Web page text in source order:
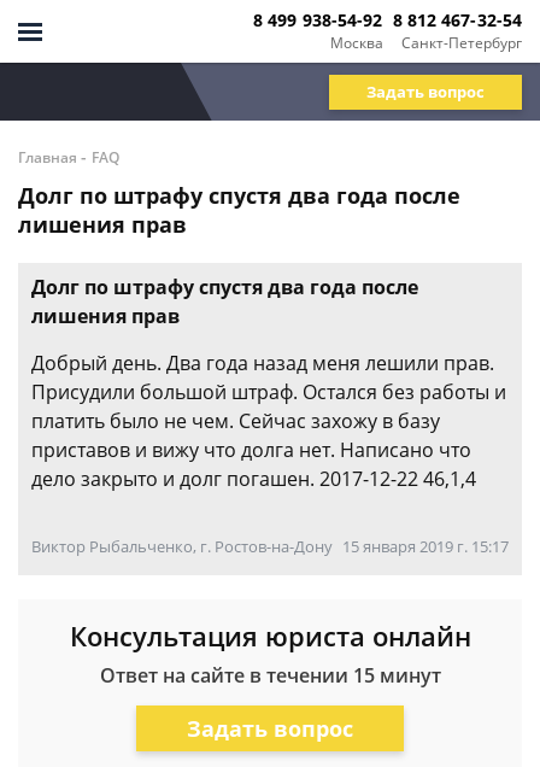
Москва
8 499 938-54-92
Санкт-Петербург
8 812 467-32-54
Задать вопрос
Главная - FAQ
Долг по штрафу спустя два года после
лишения прав
Долг по штрафу спустя два года после
лишения прав
Добрый день. Два года назад меня лешили прав.
Присудили большой штраф. Остался без работы и
платить было не чем. Сейчас захожу в базу
приставов и вижу что долга нет. Написано что
дело закрыто и долг погашен. 2017-12-22 46,1,4
Виктор Рыбальченко, г. Ростов-на-Дону 15 января 2019 г. 15:17
Консультация юриста онлайн
Ответ на сайте в течении 15 минут
Задать вопрос